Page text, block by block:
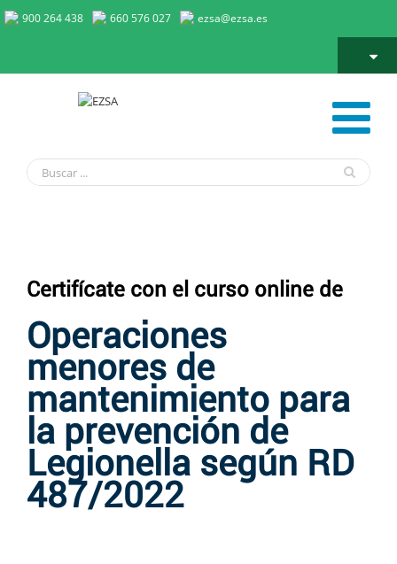
900 264 438 660 576 027 ezsa@ezsa.es
Certifícate con el curso online de
Operaciones
menores de
mantenimiento para
la prevención de
Legionella según RD
487/2022